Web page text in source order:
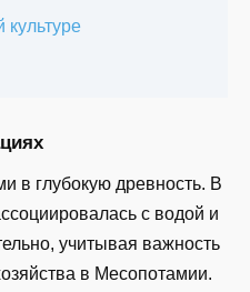
в глубокую древность. В
с водой и
учитывая важность
в Месопотамии.